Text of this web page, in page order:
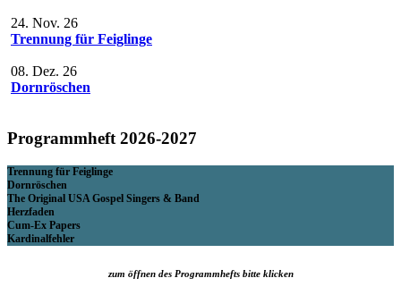
24. Nov. 26
Trennung für Feiglinge
08. Dez. 26
Dornröschen
Programmheft 2026-2027
Trennung für Feiglinge
Dornröschen
The Original USA Gospel Singers & Band
Herzfaden
Cum-Ex Papers
Kardinalfehler
zum öffnen des Programmhefts bitte klicken